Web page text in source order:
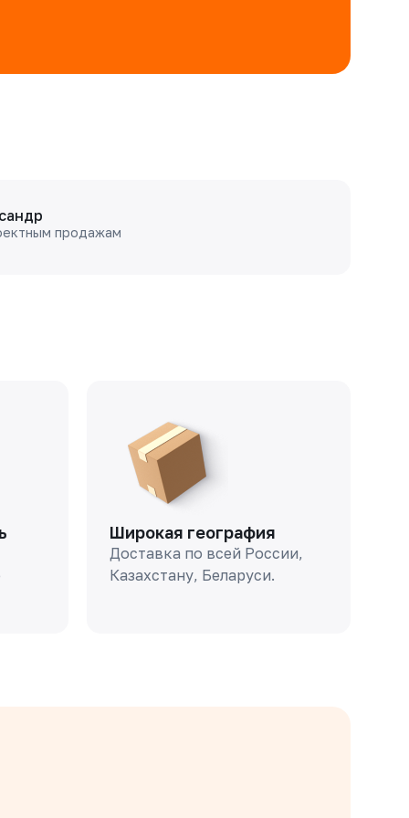
продажам
Широкая география
Доставка по всей России,
Казахстану, Беларуси.